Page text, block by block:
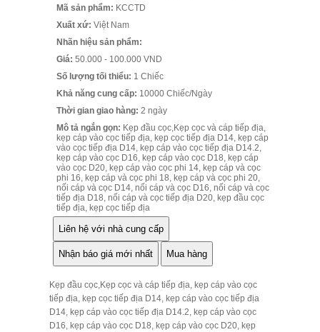
Mã sản phẩm: KCCTD
Xuất xứ: Việt Nam
Nhãn hiệu sản phẩm:
Giá: 50.000 - 100.000 VND
Số lượng tối thiểu: 1 Chiếc
Khả năng cung cấp: 10000 Chiếc/Ngày
Thời gian giao hàng: 2 ngày
Mô tả ngắn gọn: Kẹp đầu cọc,Kẹp cọc và cáp tiếp địa,
kẹp cáp vào cọc tiếp địa, kẹp cọc tiếp địa D14, kẹp cáp
vào cọc tiếp địa D14, kẹp cáp vào cọc tiếp địa D14.2,
kẹp cáp vào cọc D16, kẹp cáp vào cọc D18, kẹp cáp
vào cọc D20, kẹp cáp vào cọc phi 14, kẹp cáp và cọc
phi 16, kẹp cáp và cọc phi 18, kẹp cáp và cọc phi 20,
nối cáp và cọc D14, nối cáp và cọc D16, nối cáp và cọc
tiếp địa D18, nối cáp và cọc tiếp địa D20, kẹp đầu cọc
tiếp địa, kẹp cọc tiếp địa
Kẹp đầu cọc,Kẹp cọc và cáp tiếp địa, kẹp cáp vào cọc
tiếp địa, kẹp cọc tiếp địa D14, kẹp cáp vào cọc tiếp địa
D14, kẹp cáp vào cọc tiếp địa D14.2, kẹp cáp vào cọc
D16, kẹp cáp vào cọc D18, kẹp cáp vào cọc D20, kẹp